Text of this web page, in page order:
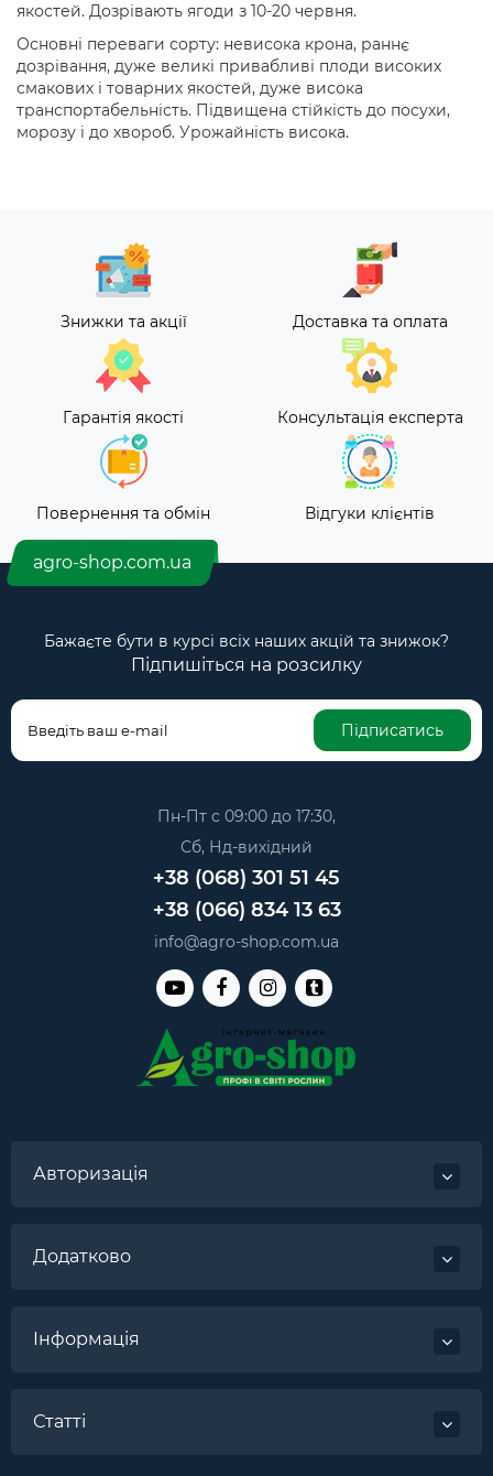
якостей. Дозрівають ягоди з 10-20 червня.
Основні переваги сорту: невисока крона, раннє
дозрівання, дуже великі привабливі плоди високих
смакових і товарних якостей, дуже висока
транспортабельність. Підвищена стійкість до посухи,
морозу і до хвороб. Урожайність висока.
Знижки та акції Доставка та оплата
Гарантія якості Консультація експерта
Повернення та обмін Відгуки клієнтів
agro-shop.com.ua
Бажаєте бути в курсі всіх наших акцій та знижок?
Підпишіться на розсилку
Підписатись
Пн-Пт с 09:00 до 17:30,
Сб, Нд-вихідний
+38 (068) 301 51 45
+38 (066) 834 13 63
info@agro-shop.com.ua
Авторизація
Додатково
Інформація
Статті